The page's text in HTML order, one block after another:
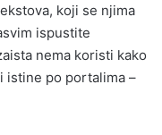
koji se njima
ispustite
nema koristi kako
istine po portalima –